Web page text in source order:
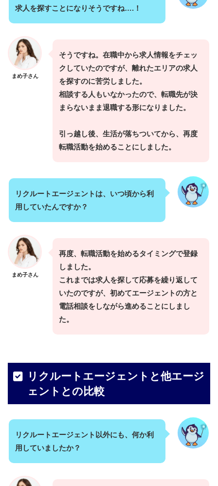
求人を探すことになりそうですね….！
まめ子さん
そうですね。在職中から求人情報をチェッ
クしていたのですが、離れたエリアの求人
を探すのに苦労しました。
相談する人もいなかったので、転職先が決
まらないまま退職する形になりました。
引っ越し後、生活が落ちついてから、再度
転職活動を始めることにしました。
リクルートエージェントは、いつ頃から利
用していたんですか？
まめ子さん
再度、転職活動を始めるタイミングで登録
しました。
これまでは求人を探して応募を繰り返して
いたのですが、初めてエージェントの方と
電話相談をしながら進めることにしまし
た。
リクルートエージェントと他エージ
ェントとの比較
リクルートエージェント以外にも、何か利
用していましたか？